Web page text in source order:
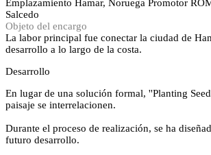
Emplazamiento Hamar, Noruega Promotor
Salcedo
Objeto del encargo
La labor principal fue conectar la ciudad de
desarrollo a lo largo de la costa.
Desarrollo
En lugar de una solución formal, ''Planting
paisaje se interrelacionen.
Durante el proceso de realización, se ha
futuro desarrollo.